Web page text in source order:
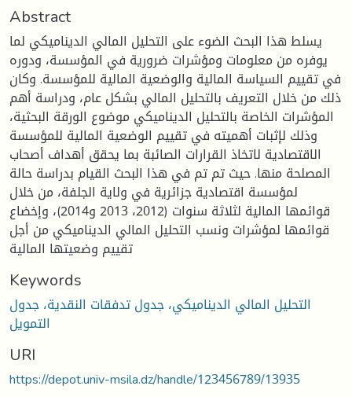
Abstract
يسلط هذا البحث الضوء على التحليل المالي الديناميكي لما
يوفره من معلومات ومؤشرات ضرورية في المؤسسة، ودوره
في تقييم السياسة المالية والوضعية المالية للمؤسسة. وكان
ذلك من خلال التعريف بالتحليل المالي بشكل عام، ودراسة أهم
المؤشرات الخاصة بالتحليل الديناميكي موضوع الورقة البحثية،
وذلك لإثبات أهميته في تقييم الوضعية المالية للمؤسسة
الاقتصادية لاتخاذ القرارات الصائبة بما يحقق أهداف أصحاب
المصلحة منها. حيث تم تم في هذا البحث القيام بدراسة حالة
لمؤسسة اقتصادية جزائرية في ولاية الجلفة، من خلال
قوائمها المالية لثلاثة سنوات (2012، 2013 و2014)، وإخضاع
قوائمها لمؤشرات ونسب التحليل المالي الديناميكي من أجل
تقييم وضعيتها المالية
Keywords
التحليل المالي الديناميكي، جدول تدفقات النقدية، جدول
التمويل
URI
https://depot.univ-msila.dz/handle/123456789/13935